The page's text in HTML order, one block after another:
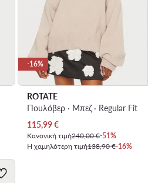
-16%
ROTATE
Πουλόβερ · Μπεζ · Regular Fit
Τρέχουσα τιμή
115,99€
Κανονική τιμή240,00 €-51%
Η χαμηλότερη τιμή138,90 €-16%